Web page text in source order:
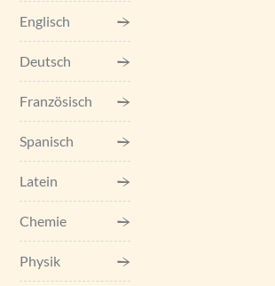
Englisch
Deutsch
Französisch
Spanisch
Latein
Chemie
Physik